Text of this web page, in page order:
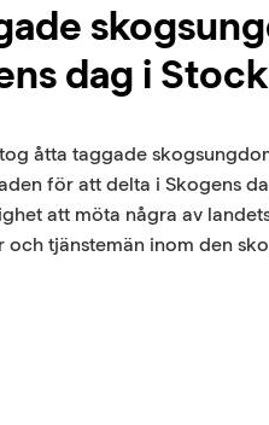
dag i
åtta taggade
för att delta i Skogens
att möta några av
tjänstemän inom den